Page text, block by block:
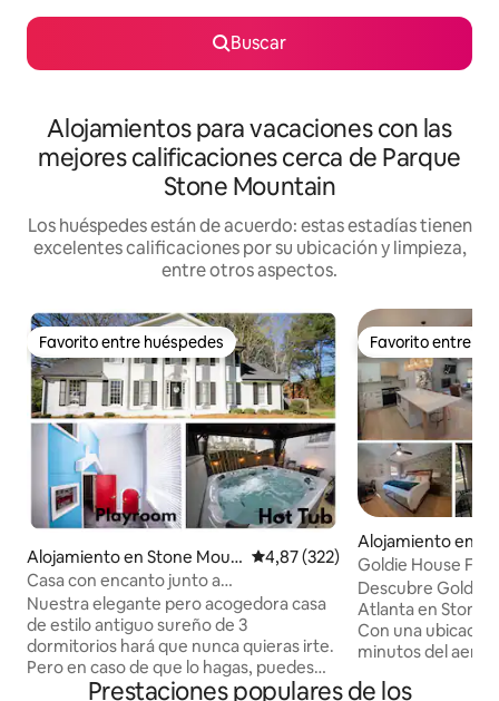
Buscar
Alojamientos para vacaciones con las
mejores calificaciones cerca de Parque
Stone Mountain
Los huéspedes están de acuerdo: estas estadías tienen
excelentes calificaciones por su ubicación y limpieza,
entre otros aspectos.
Favorito entre huéspedes
Favorito entre huéspedes
Alojamiento en Stone Moun
tain
Calificación promedio: 4,87 de
4,87 (322)
Casa con encanto junto a
Stone Mountain Park con sala de juegos
Nuestra elegante pero acogedora casa
de estilo antiguo sureño de 3
dormitorios hará que nunca quieras irte.
Pero en caso de que lo hagas, puedes
coger tu bicicleta (o una de las nuestras)
Favorito entre
Favorito entre
Alojamiento en
tain
Goldie House
Descubre Goldie
Atlanta en Stone
Con una
minutos del
entretiene y
Prestaciones populares de los